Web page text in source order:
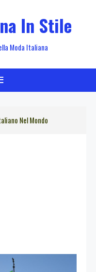
In Stile
Moda Italiana
Nel Mondo